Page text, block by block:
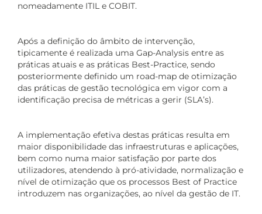
nomeadamente ITIL e COBIT.
Após a definição do âmbito de intervenção,
tipicamente é realizada uma Gap-Analysis entre as
práticas atuais e as práticas Best-Practice, sendo
posteriormente definido um road-map de otimização
das práticas de gestão tecnológica em vigor com a
identificação precisa de métricas a gerir (SLA’s).
A implementação efetiva destas práticas resulta em
maior disponibilidade das infraestruturas e aplicações,
bem como numa maior satisfação por parte dos
utilizadores, atendendo à pró-atividade, normalização e
nível de otimização que os processos Best of Practice
introduzem nas organizações, ao nível da gestão de IT.